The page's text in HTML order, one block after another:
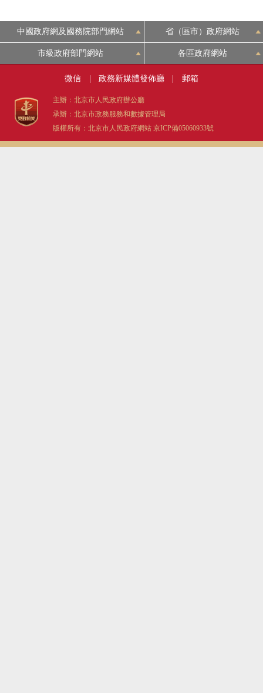
中國政府網及國務院部門網站 省（區市）政府網站
市級政府部門網站 各區政府網站
微信 政務新媒體發佈廳 郵箱
主辦：北京市人民政府辦公廳
承辦：北京市政務服務和數據管理局
版權所有：北京市人民政府網站 京ICP備05060933號